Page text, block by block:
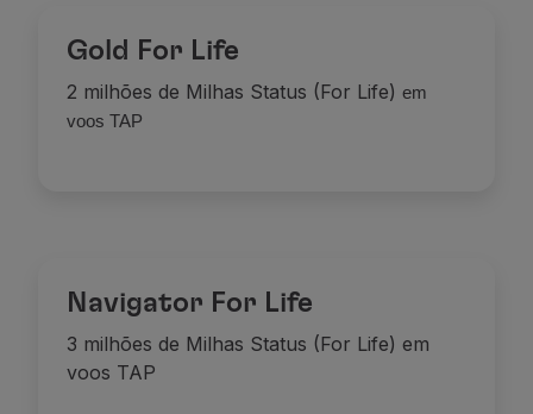
Gold For Life
2 milhões de Milhas Status (For Life) em
voos TAP
Navigator For Life
3 milhões de Milhas Status (For Life) em
voos TAP